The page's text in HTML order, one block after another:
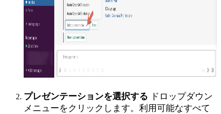
プレゼンテーションを選択する ドロップダウン
メニューをクリックします。利用可能なすべて